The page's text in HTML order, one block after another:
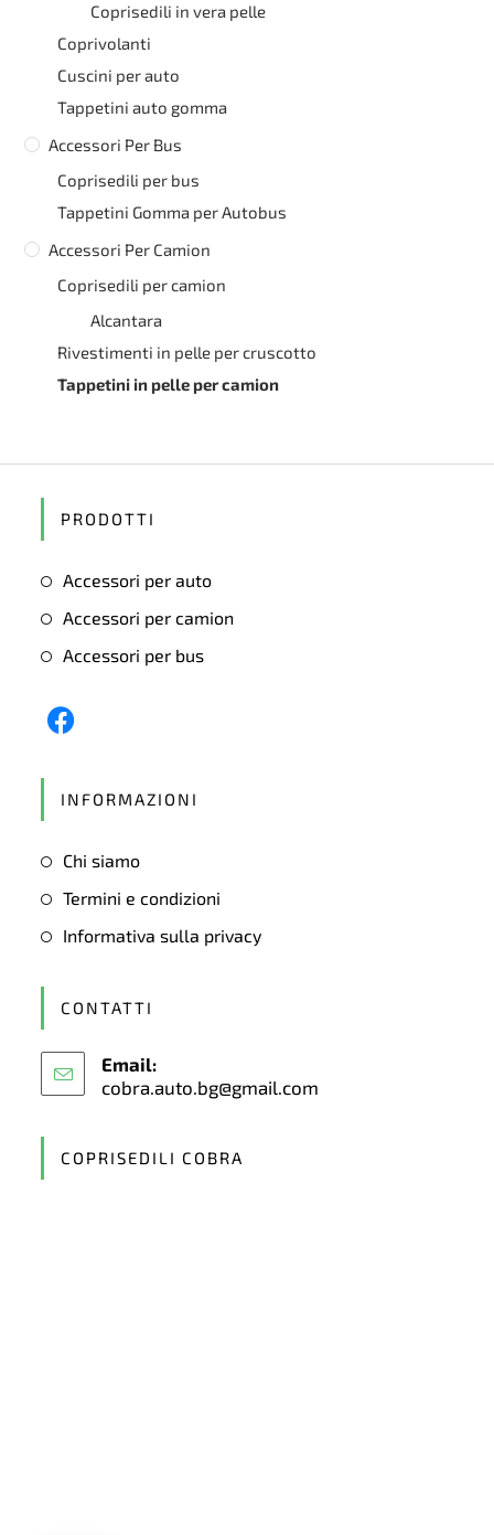
Coprisedili in vera pelle
Coprivolanti
Cuscini per auto
Tappetini auto gomma
Accessori Per Bus
Coprisedili per bus
Tappetini Gomma per Autobus
Accessori Per Camion
Coprisedili per camion
Alcantara
Rivestimenti in pelle per cruscotto
Tappetini in pelle per camion
PRODOTTI
Accessori per auto
Accessori per camion
Accessori per bus
tab
INFORMAZIONI
Chi siamo
Termini e condizioni
Informativa sulla privacy
CONTATTI
Email:
cobra.auto.bg@gmail.com
COPRISEDILI COBRA